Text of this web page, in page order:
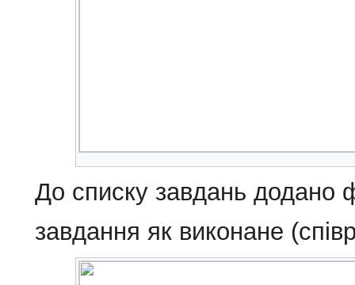
До списку завдань додано
завдання як виконане